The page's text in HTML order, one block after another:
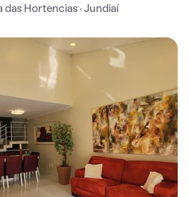
das Hortencias · Jundiaí